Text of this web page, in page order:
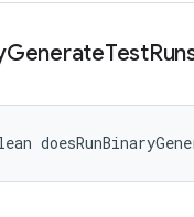
GenerateTest